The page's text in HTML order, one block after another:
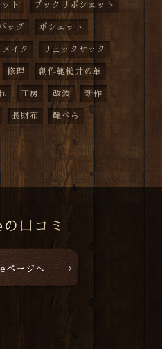
ト プックリポシェット
ッグ ポシェット
メイク リュックサック
修理 創作鞄槌井の革
工房 改装 新作
長財布 靴べら
口コミ
ページへ